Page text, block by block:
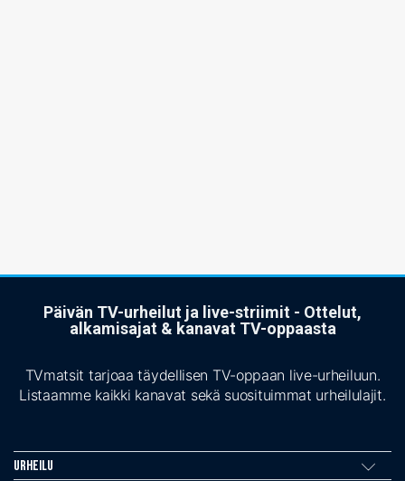
Päivän TV-urheilut ja live-striimit - Ottelut,
alkamisajat & kanavat TV-oppaasta
TVmatsit tarjoaa täydellisen TV-oppaan live-urheiluun.
Listaamme kaikki kanavat sekä suosituimmat urheilulajit.
Urheilu